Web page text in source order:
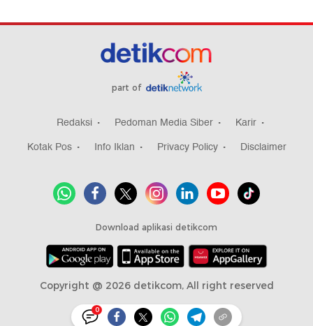
0
part of
Redaksi Pedoman Media Siber
Karir
Kotak Pos
Info Iklan Privacy Policy Disclaimer
Download aplikasi detikcom
Copyright @ 2026 detikcom, All right reserved